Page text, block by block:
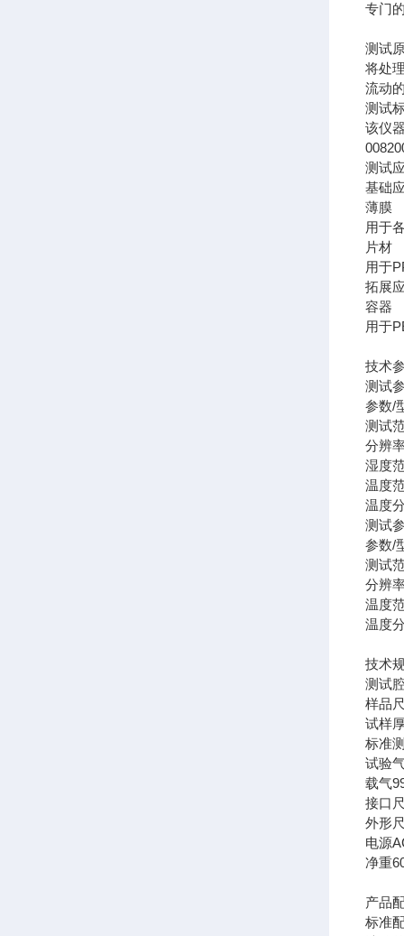
专门
测试
将处
流动
测试
该仪
测试
基础
薄膜
用于
片材
用于
拓展
容器
用于
技术
测试
参数/
测试
分辨
湿度
温度
温度
测试
参数/
测试
分辨
温度
温度
技术
测试
样品
试样
标准
试验
载气
接口
外形
电源
净重
产品
标准